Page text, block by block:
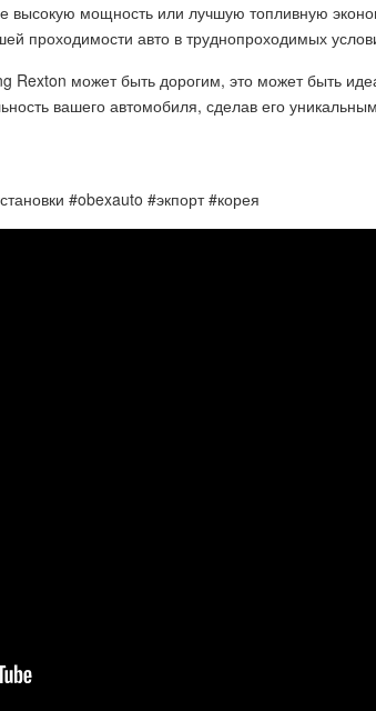
высокую мощность или лучшую топливную
проходимости авто в труднопроходимых
Rexton может быть дорогим, это может быть
вашего автомобиля, сделав его
#obexauto #экпорт #корея